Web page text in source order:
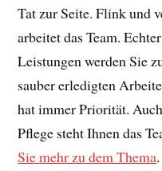
Tat zur Seite. Flink und
arbeitet das Team.
Leistungen werden Sie
sauber erledigten
hat immer Priorität.
Pflege steht Ihnen das
Sie mehr zu dem Thema.